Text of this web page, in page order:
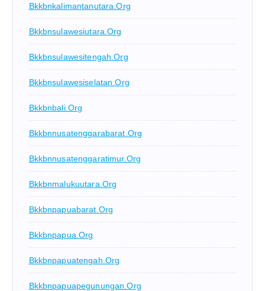
Bkkbnkalimantanutara.org
Bkkbnsulawesiutara.org
Bkkbnsulawesitengah.org
Bkkbnsulawesiselatan.org
Bkkbnbali.org
Bkkbnnusatenggarabarat.org
Bkkbnnusatenggaratimur.org
Bkkbnmalukuutara.org
Bkkbnpapuabarat.org
Bkkbnpapua.org
Bkkbnpapuatengah.org
Bkkbnpapuapegunungan.org